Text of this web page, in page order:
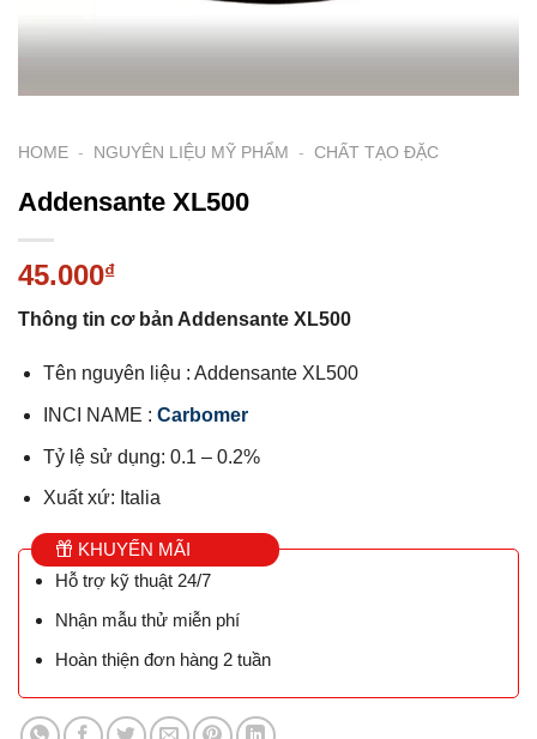
HOME - NGUYÊN LIỆU MỸ PHẨM - CHẤT TẠO ĐẶC
Addensante XL500
45.000₫
Thông tin cơ bản Addensante XL500
Tên nguyên liệu : Addensante XL500
INCI NAME : Carbomer
Tỷ lệ sử dụng: 0.1 – 0.2%
Xuất xứ: Italia
KHUYẾN MÃI
Hỗ trợ kỹ thuật 24/7
Nhận mẫu thử miễn phí
Hoàn thiện đơn hàng 2 tuần